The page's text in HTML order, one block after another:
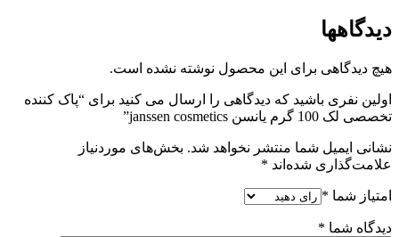
دیدگاهها
هیچ دیدگاهی برای این محصول نوشته نشده است.
اولین نفری باشید که دیدگاهی را ارسال می کنید برای “پاک کننده
تخصصی لک 100 گرم یانسن janssen cosmetics”
نشانی ایمیل شما منتشر نخواهد شد. بخش‌های موردنیاز
علامت‌گذاری شده‌اند *
امتیاز شما *
دیدگاه شما *